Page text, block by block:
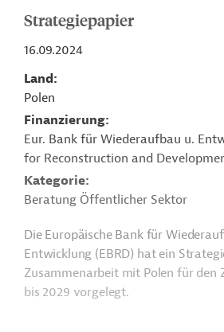
Strategiepapier
16.09.2024
Land
Polen
Finanzierung
Eur. Bank für Wiederaufbau u.
for Reconstruction and
Kategorie
Beratung Öffentlicher Sektor
Die Europäische Bank für
Entwicklung (EBRD) hat ein
Zusammenarbeit mit Polen für den
bis 2029 vorgelegt.